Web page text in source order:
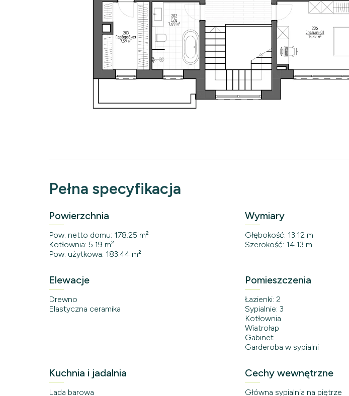
Pełna specyfikacja
Powierzchnia
Pow. netto domu: 178.25 m²
Kotłownia: 5.19 m²
Pow. użytkowa: 183.44 m²
Wymiary
Głębokość: 13.12 m
Szerokość: 14.13 m
Elewacje
Drewno
Elastyczna ceramika
Pomieszczenia
Łazienki: 2
Sypialnie: 3
Kotłownia
Wiatrołap
Gabinet
Garderoba w sypialni
Kuchnia i jadalnia
Lada barowa
Cechy wewnętrzne
Główna sypialnia na piętrze